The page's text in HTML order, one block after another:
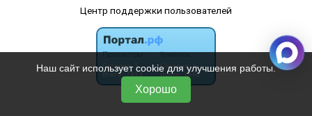
Наш сайт использует cookie для улучшения работы.
Хорошо
Центр поддержки пользователей